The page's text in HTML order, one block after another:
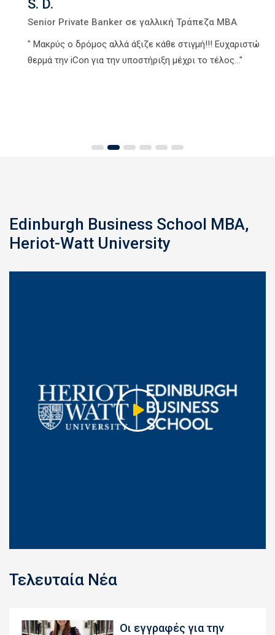
S. D.
Senior Private Banker σε γαλλική Τράπεζα MBA
" Μακρύς ο δρόμος αλλά άξιζε κάθε στιγμή!!! Ευχαριστώ
θερμά την iCon για την υποστήριξη μέχρι το τέλος…"
Edinburgh Business School MBA,
Heriot-Watt University
Τελευταία Νέα
Οι εγγραφές για την